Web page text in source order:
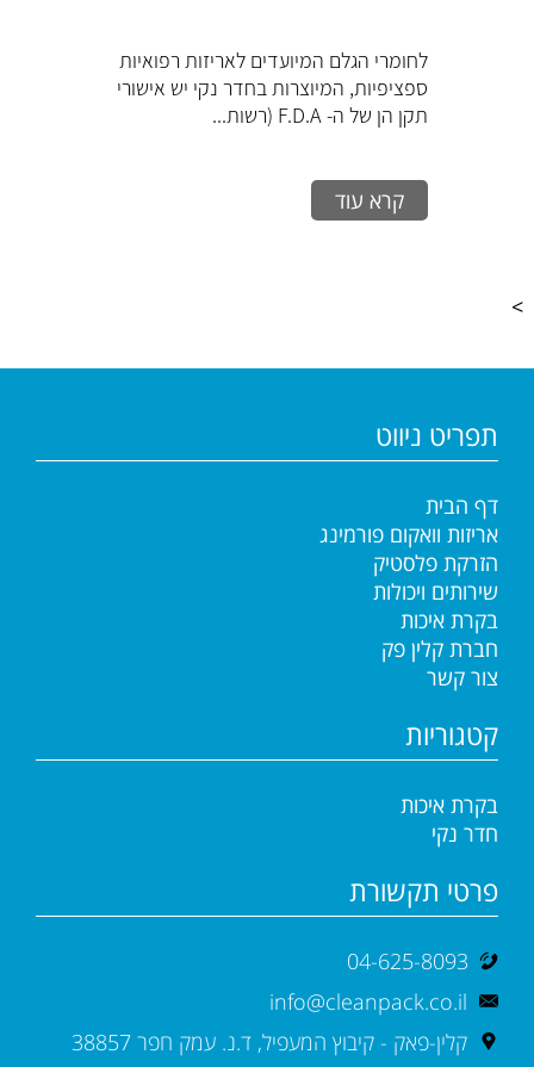
לחומרי הגלם המיועדים לאריזות רפואיות
ספציפיות, המיוצרות בחדר נקי יש אישורי
תקן הן של ה- F.D.A (רשות...
קרא עוד
>
תפריט ניווט
דף הבית
אריזות וואקום פורמינג
הזרקת פלסטיק
שירותים ויכולות
בקרת איכות
חברת קלין פק
צור קשר
קטגוריות
בקרת איכות
חדר נקי
פרטי תקשורת
04-625-8093
info@cleanpack.co.il
קלין-פאק - קיבוץ המעפיל, ד.נ. עמק חפר 38857